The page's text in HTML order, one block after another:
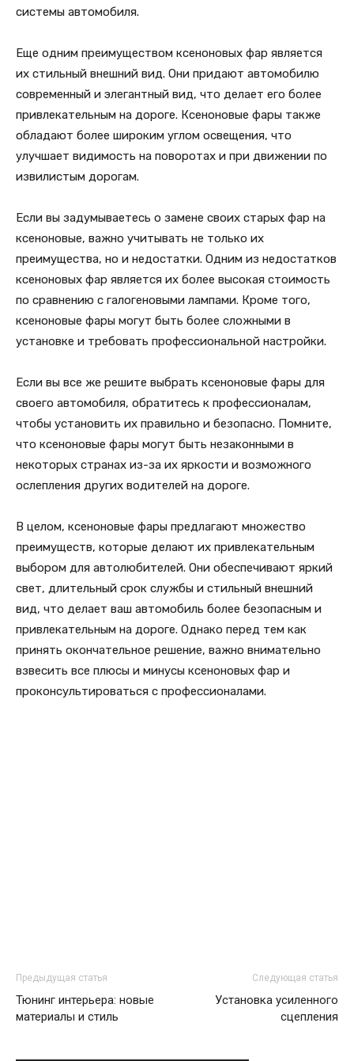
системы автомобиля.
Еще одним преимуществом ксеноновых фар является
их стильный внешний вид. Они придают автомобилю
современный и элегантный вид, что делает его более
привлекательным на дороге. Ксеноновые фары также
обладают более широким углом освещения, что
улучшает видимость на поворотах и при движении по
извилистым дорогам.
Если вы задумываетесь о замене своих старых фар на
ксеноновые, важно учитывать не только их
преимущества, но и недостатки. Одним из недостатков
ксеноновых фар является их более высокая стоимость
по сравнению с галогеновыми лампами. Кроме того,
ксеноновые фары могут быть более сложными в
установке и требовать профессиональной настройки.
Если вы все же решите выбрать ксеноновые фары для
своего автомобиля, обратитесь к профессионалам,
чтобы установить их правильно и безопасно. Помните,
что ксеноновые фары могут быть незаконными в
некоторых странах из-за их яркости и возможного
ослепления других водителей на дороге.
В целом, ксеноновые фары предлагают множество
преимуществ, которые делают их привлекательным
выбором для автолюбителей. Они обеспечивают яркий
свет, длительный срок службы и стильный внешний
вид, что делает ваш автомобиль более безопасным и
привлекательным на дороге. Однако перед тем как
принять окончательное решение, важно внимательно
взвесить все плюсы и минусы ксеноновых фар и
проконсультироваться с профессионалами.
Предыдущая статья
Тюнинг интерьера: новые
материалы и стиль
Следующая статья
Установка усиленного
сцепления